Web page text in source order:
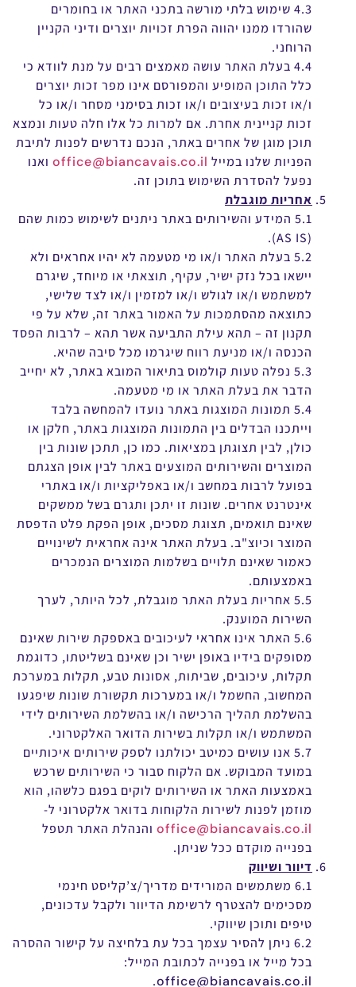
4.3 שימוש בלתי מורשה בתכני האתר או בחומרים
שהורדו ממנו יהווה הפרת זכויות יוצרים ודיני הקניין
הרוחני.
4.4 בעלת האתר עושה מאמצים רבים על מנת לוודא כי
כלל התוכן המופיע והמפורסם אינו מפר זכות יוצרים
ו/או זכות בעיצובים ו/או זכות בסימני מסחר ו/או כל
זכות קניינית אחרת. אם למרות כל אלו חלה טעות ונמצא
תוכן מוגן של אחרים באתר, הנכם נדרשים לפנות לתיבת
הפניות שלנו במייל office@biancavais.co.il ואנו
נפעל להסדרת השימוש בתוכן זה.
אחריות מוגבלת
5.1 המידע והשירותים באתר ניתנים לשימוש כמות שהם
(AS IS).
5.2 בעלת האתר ו/או מי מטעמה לא יהיו אחראים ולא
יישאו בכל נזק ישיר, עקיף, תוצאתי או מיוחד, שיגרם
למשתמש ו/או לגולש ו/או למזמין ו/או לצד שלישי,
כתוצאה מהסתמכות על האמור באתר זה, שלא על פי
תקנון זה – תהא עילת התביעה אשר תהא – לרבות הפסד
הכנסה ו/או מניעת רווח שיגרמו מכל סיבה שהיא.
5.3 נפלה טעות קולמוס בתיאור המובא באתר, לא יחייב
הדבר את בעלת האתר או מי מטעמה.
5.4 תמונות המוצגות באתר נועדו להמחשה בלבד
וייתכנו הבדלים בין התמונות המוצגות באתר, חלקן או
כולן, לבין תצוגתן במציאות. כמו כן, תתכן שונות בין
המוצרים והשירותים המוצעים באתר לבין אופן הצגתם
בפועל לרבות במחשב ו/או באפליקציות ו/או באתרי
אינטרנט אחרים. שונות זו יתכן ותגרם בשל ממשקים
שאינם תואמים, תצוגת מסכים, אופן הפקת פלט הדפסת
המוצר וכיוצ"ב. בעלת האתר אינה אחראית לשינויים
כאמור שאינם תלויים בשלמות המוצרים הנמכרים
באמצעותם.
5.5 אחריות בעלת האתר מוגבלת, לכל היותר, לערך
השירות המוענק.
5.6 האתר אינו אחראי לעיכובים באספקת שירות שאינם
מסופקים בידיו באופן ישיר וכן שאינם בשליטתו, כדוגמת
תקלות, עיכובים, שביתות, אסונות טבע, תקלות במערכת
המחשוב, החשמל ו/או במערכות תקשורת שונות שיפגעו
בהשלמת תהליך הרכישה ו/או בהשלמת השירותים לידי
המשתמש ו/או תקלות בשירות הדואר האלקטרוני.
5.7 אנו עושים כמיטב יכולתנו לספק שירותים איכותיים
במועד המבוקש. אם הלקוח סבור כי השירותים שרכש
באמצעות האתר או השירותים לוקים בפגם כלשהו, הוא
מוזמן לפנות לשירות הלקוחות בדואר אלקטרוני ל-
office@biancavais.co.il והנהלת האתר תטפל
בפנייה מוקדם ככל שניתן.
דיוור ושיווק
6.1 משתמשים המורידים מדריך/צ’קליסט חינמי
מסכימים להצטרף לרשימת הדיוור ולקבל עדכונים,
טיפים ותוכן שיווקי.
6.2 ניתן להסיר עצמך בכל עת בלחיצה על קישור ההסרה
בכל מייל או בפנייה לכתובת המייל:
office@biancavais.co.il
.